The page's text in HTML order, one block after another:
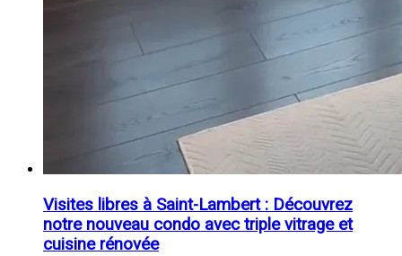
Visites libres à Saint-Lambert : Découvrez
notre nouveau condo avec triple vitrage et
cuisine rénovée